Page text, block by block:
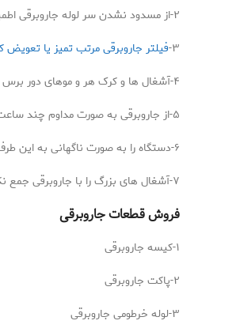
۲-از مسدود نشدن سر لوله جاروبرقی اطمینان پیدا کنید.
۳- فیلتر جاروبرقی مرتب تمیز یا تعویض
۴-آشغال ها و کرک هر و موهای دور برس جاروبرقی مرتب تمیز کنید.
۵-از جاروبرقی به صورت مداوم چند ساعت استفاده نکنید.
۶-دستگاه را به صورت ناگهانی به این طرف آن طرف نکشید. این کار می تواند باعث پاره شدن پرده جاروبرقی شود.
۷-آشغال های بزرگ را با جاروبرقی جمع نکنید.
فروش قطعات جاروبرقی
۱-کیسه جاروبرقی
۲-پاکت جاروبرقی
۳-لوله خرطومی جاروبرقی